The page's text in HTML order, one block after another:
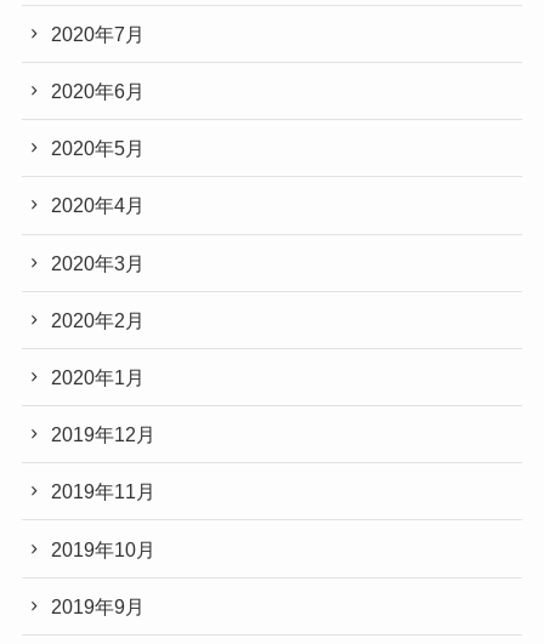
2020年7月
2020年6月
2020年5月
2020年4月
2020年3月
2020年2月
2020年1月
2019年12月
2019年11月
2019年10月
2019年9月